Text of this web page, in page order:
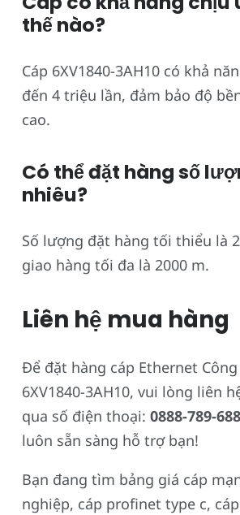
thế nào?
Cáp 6XV1840-3AH10 có khả
đến 4 triệu lần, đảm bảo độ
cao.
Có thể đặt hàng số
nhiêu?
Số lượng đặt hàng tối thiểu là
giao hàng tối đa là 2000 m.
Liên hệ mua hàng
Để đặt hàng cáp Ethernet Công
6XV1840-3AH10, vui lòng liên
qua số điện thoại: 0888-789-688
luôn sẵn sàng hỗ trợ bạn!
Bạn đang tìm bảng giá cáp
nghiệp, cáp profinet type c,